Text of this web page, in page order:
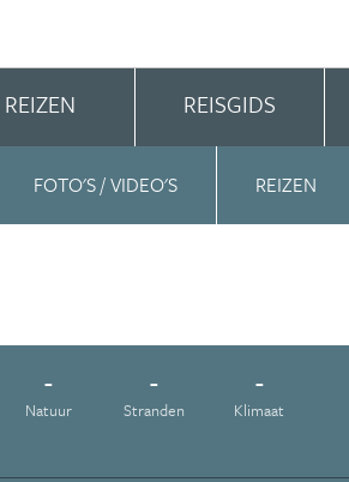
REIZEN REISGIDS
FOTO'S / VIDEO'S REIZEN
-
Natuur
-
Stranden
-
Klimaat